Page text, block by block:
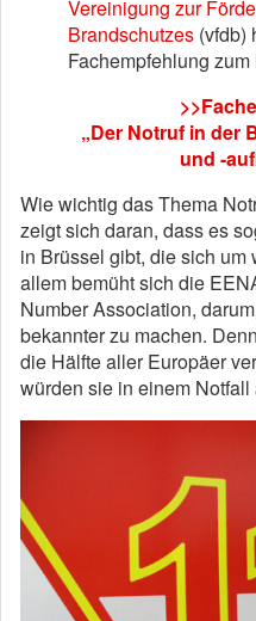
Vereinigung zur
Brandschutzes (vfdb)
Fachempfehlung
„Der Notruf in der
und -
Wie wichtig das Thema
zeigt sich daran, dass es
in Brüssel gibt, die sich um
allem bemüht sich die
Number Association,
bekannter zu machen.
die Hälfte aller Europäer
würden sie in einem